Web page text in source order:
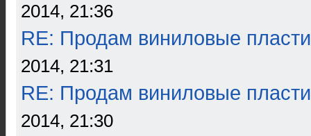
2014, 21:36
RE: Продам виниловые
2014, 21:31
RE: Продам виниловые
2014, 21:30